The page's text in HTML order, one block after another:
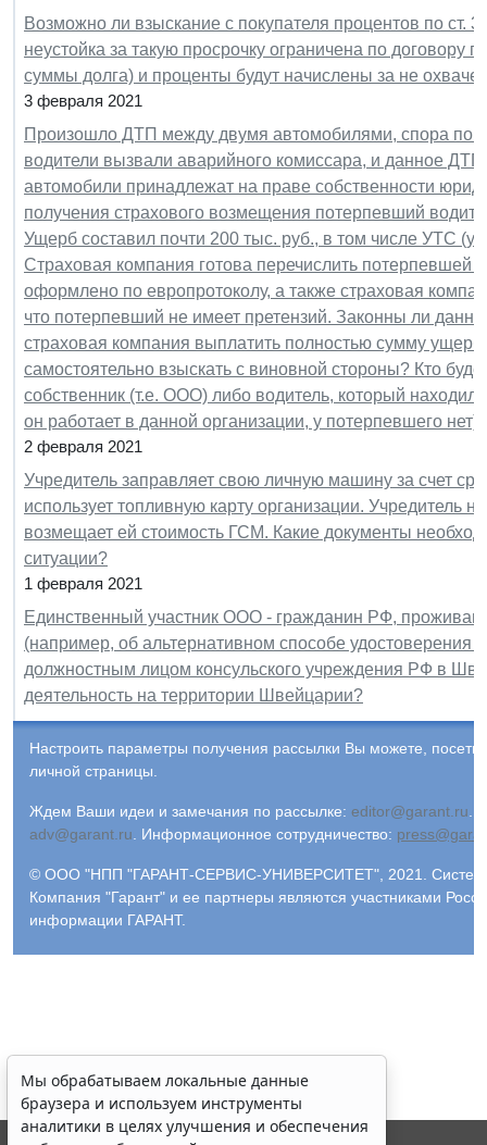
Возможно ли взыскание с покупателя процентов по ст.
неустойка за такую просрочку ограничена по договору
суммы долга) и проценты будут начислены за не
3 февраля 2021
Произошло ДТП между двумя автомобилями, спора по
водители вызвали аварийного комиссара, и данное
автомобили принадлежат на праве собственности
получения страхового возмещения потерпевший
Ущерб составил почти 200 тыс. руб., в том числе УТС
Страховая компания готова перечислить потерпевшей
оформлено по европротоколу, а также страховая
что потерпевший не имеет претензий. Законны ли
страховая компания выплатить полностью сумму
самостоятельно взыскать с виновной стороны? Кто
собственник (т.е. ООО) либо водитель, который
он работает в данной организации, у потерпевшего нет)?
2 февраля 2021
Учредитель заправляет свою личную машину за счет
использует топливную карту организации. Учредитель
возмещает ей стоимость ГСМ. Какие документы
ситуации?
1 февраля 2021
Единственный участник ООО - гражданин РФ,
(например, об альтернативном способе
должностным лицом консульского учреждения РФ в
деятельность на территории Швейцарии?
Настроить параметры получения рассылки Вы можете,
личной страницы.
Ждем Ваши идеи и замечания по рассылке: editor@garant.ru
adv@garant.ru
Информационное сотрудничество:
© ООО "НПП "ГАРАНТ-СЕРВИС-УНИВЕРСИТЕТ", 2021. Система
Компания "Гарант" и ее партнеры являются участниками
информации ГАРАНТ.
Мы обрабатываем локальные данные
браузера и используем инструменты
аналитики в целях улучшения и обеспечения